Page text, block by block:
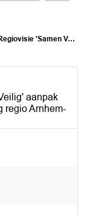
geweld en kindermishandeling regio Arnhem-Achterhoek
aanpak
regio Arnhem-